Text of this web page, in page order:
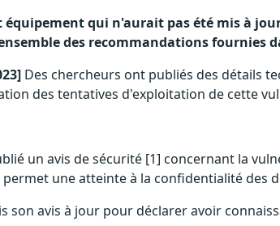
équipement qui n'aurait pas été mis à
des recommandations fournies
Des chercheurs ont publiés des détails
des tentatives d'exploitation de cette
un avis de sécurité [1] concernant la
une atteinte à la confidentialité des
son avis à jour pour déclarer avoir